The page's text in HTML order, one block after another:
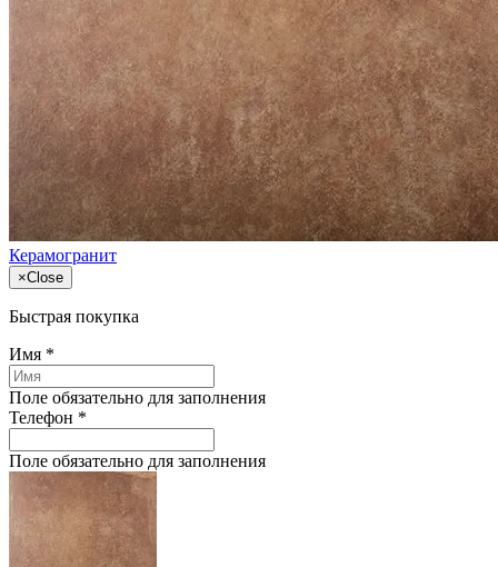
Керамогранит
×Close
Быстрая покупка
Имя *
Поле обязательно для заполнения
Телефон *
Поле обязательно для заполнения